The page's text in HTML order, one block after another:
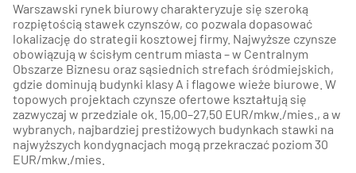
Warszawski rynek biurowy charakteryzuje się szeroką
rozpiętością stawek czynszów, co pozwala dopasować
lokalizację do strategii kosztowej firmy. Najwyższe czynsze
obowiązują w ścisłym centrum miasta – w Centralnym
Obszarze Biznesu oraz sąsiednich strefach śródmiejskich,
gdzie dominują budynki klasy A i flagowe wieże biurowe. W
topowych projektach czynsze ofertowe kształtują się
zazwyczaj w przedziale ok. 15,00–27,50 EUR/mkw./mies., a w
wybranych, najbardziej prestiżowych budynkach stawki na
najwyższych kondygnacjach mogą przekraczać poziom 30
EUR/mkw./mies.